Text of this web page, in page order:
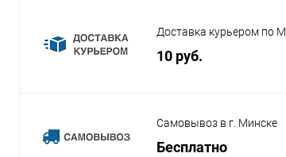
Доставка курьером по
10 руб.
Самовывоз в г. Минске
Бесплатно